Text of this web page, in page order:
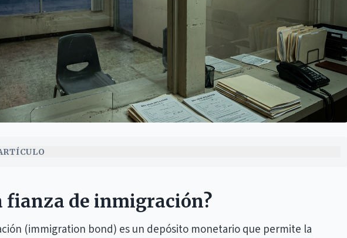
fianza de inmigración?
(immigration bond) es un depósito monetario que permite la